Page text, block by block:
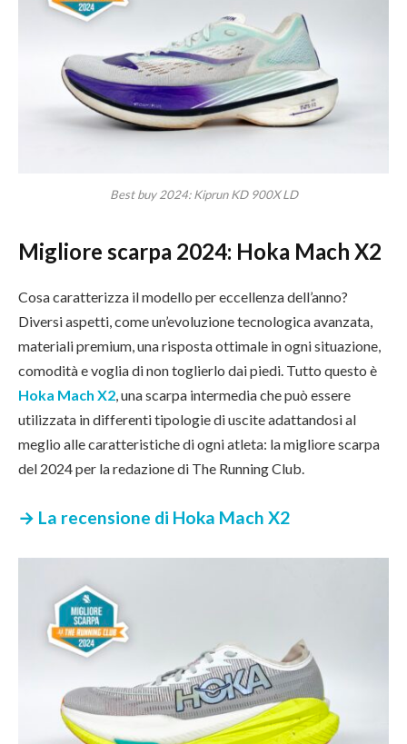
Best buy 2024: Kiprun KD 900X LD
Migliore scarpa 2024: Hoka Mach X2
Cosa caratterizza il modello per eccellenza dell’anno?
Diversi aspetti, come un’evoluzione tecnologica avanzata,
materiali premium, una risposta ottimale in ogni situazione,
comodità e voglia di non toglierlo dai piedi. Tutto questo è
Hoka Mach X2, una scarpa intermedia che può essere
utilizzata in differenti tipologie di uscite adattandosi al
meglio alle caratteristiche di ogni atleta: la migliore scarpa
del 2024 per la redazione di The Running Club.
→ La recensione di Hoka Mach X2